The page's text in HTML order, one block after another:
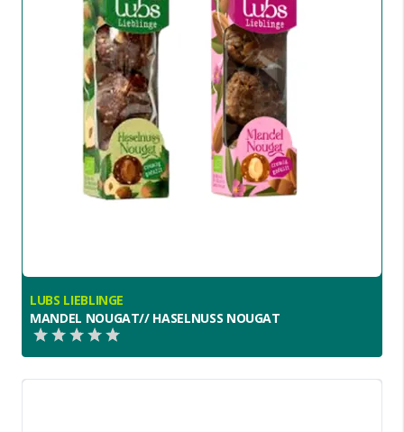
LUBS LIEBLINGE
MANDEL NOUGAT// HASELNUSS NOUGAT